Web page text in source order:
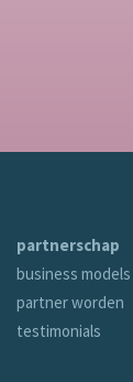
partnerschap
business models
partner worden
testimonials